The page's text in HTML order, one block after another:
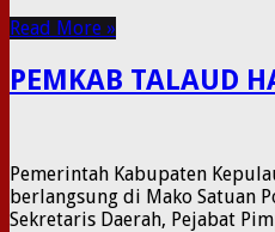
Read More »
PEMKAB TALAUD
Pemerintah Kabupaten
berlangsung di Mako Satuan
Sekretaris Daerah, Pejabat